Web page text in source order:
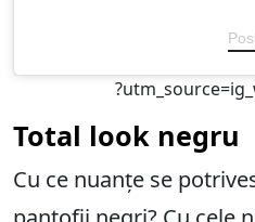
Total look negru
Cu ce nuanțe se